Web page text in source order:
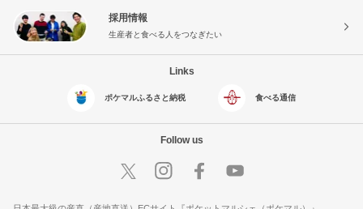
採用情報
生産者と食べる人をつなぎたい
Links
ポケマルふるさと納税 食べる通信
Follow us